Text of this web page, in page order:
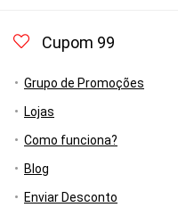
Cupom 99
Grupo de Promoções
Lojas
Como funciona?
Blog
Enviar Desconto